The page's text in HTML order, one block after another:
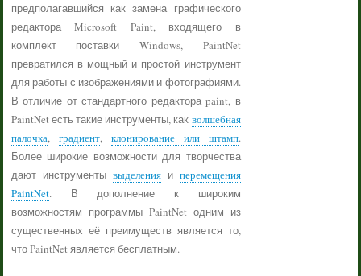
предполагавшийся как замена графического
редактора Microsoft Paint, входящего в
комплект поставки Windows, PaintNet
превратился в мощный и простой инструмент
для работы с изображениями и фотографиями.
В отличие от стандартного редактора paint, в
PaintNet есть такие инструменты, как волшебная
палочка, градиент, клонирование или штамп.
Более широкие возможности для творчества
дают инструменты выделенияи перемещения
PaintNet. В дополнение к широким
возможностям программы PaintNet одним из
существенных её преимуществ является то,
что PaintNet является бесплатным.